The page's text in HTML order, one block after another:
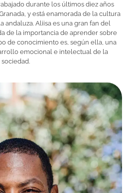
durante los últimos diez años
y está enamorada de la cultura
andaluza. Aliisa es una gran fan del
de la importancia de aprender sobre
de conocimiento es, según ella, una
emocional e intelectual de la
sociedad.